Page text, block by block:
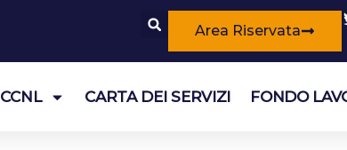
Area Riservata
CCNL CARTA DEI SERVIZI FONDO